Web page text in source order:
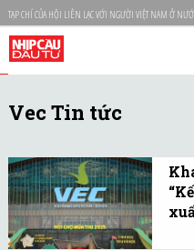
TẠP CHÍ CỦA HỘI LIÊN LẠC VỚI NGƯỜI VIỆT NAM Ở
Vec Tin tức